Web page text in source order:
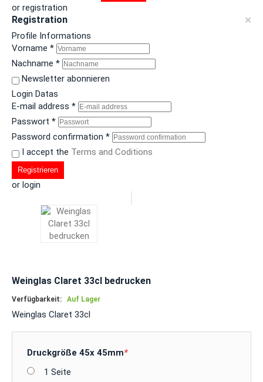
or registration
×
Registration
Profile Informations
Vorname *
Nachname *
Newsletter abonnieren
Login Datas
E-mail address *
Passwort *
Password confirmation *
I accept the Terms and Coditions
Registrieren
or login
Weinglas Claret 33cl bedrucken
Verfügbarkeit: Auf Lager
Weinglas Claret 33cl
*
Druckgröße 45x 45mm
1 Seite